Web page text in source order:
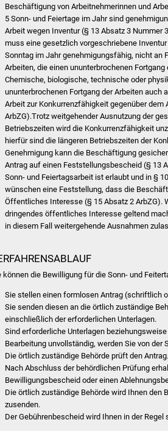
Beschäftigung von Arbeitnehmerinnen und
5 Sonn- und Feiertage im Jahr sind
Arbeit wegen Inventur (§ 13 Absatz 3 Nummer
muss eine gesetzlich vorgeschriebene
Sonntag im Jahr genehmigungsfähig, nicht an
Arbeiten, die einen ununterbrochenen
Chemische, biologische, technische oder
ununterbrochenen Fortgang der Arbeiten auch
Arbeit zur Konkurrenzfähigkeit gegenüber dem
ArbZG).Trotz weitgehender Ausnutzung der
Betriebszeiten wird die Konkurrenzfähigkeit
hierfür sind die längeren Betriebszeiten der
Genehmigung kann die Beschäftigung
Antrag auf einen Feststellungsbescheid (§ 13
Sonn- und Feiertagsarbeit ist erlaubt und in §
wünschen eine Feststellung, dass die
Öffentliches Interesse (§ 15 Absatz 2 ArbZG).
dringendes öffentliches Interesse geltend
in diesem Fall weitergehende Ausnahmen
können die Bewilligung für die Sonn- und
Sie stellen einen formlosen Antrag (schriftlich
Sie senden diesen an die örtlich zuständige
einschließlich der erforderlichen Unterlagen.
Sind erforderliche Unterlagen
Bearbeitung unvollständig, werden Sie von der
Die örtlich zuständige Behörde prüft den Antrag.
Nach Abschluss der behördlichen Prüfung
Bewilligungsbescheid oder einen
Die örtlich zuständige Behörde wird Ihnen den
zusenden.
Der Gebührenbescheid wird Ihnen in der Regel